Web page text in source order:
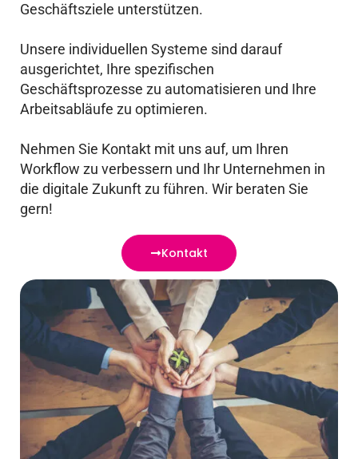
Geschäftsziele unterstützen.
Unsere individuellen Systeme sind darauf
ausgerichtet, Ihre spezifischen
Geschäftsprozesse zu automatisieren und Ihre
Arbeitsabläufe zu optimieren.
Nehmen Sie Kontakt mit uns auf, um Ihren
Workflow zu verbessern und Ihr Unternehmen in
die digitale Zukunft zu führen. Wir beraten Sie
gern!
Kontakt